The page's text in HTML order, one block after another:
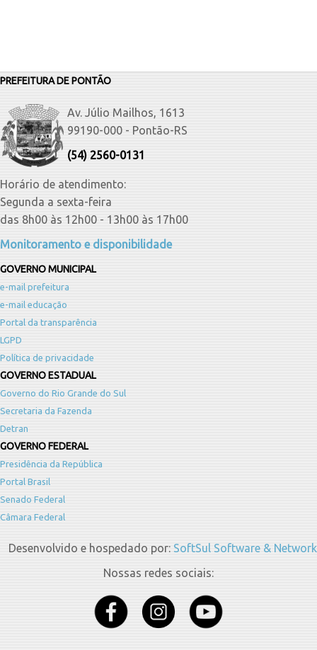
PREFEITURA DE PONTÃO
Av. Júlio Mailhos, 1613
99190-000 - Pontão-RS
(54) 2560-0131
Horário de atendimento:
Segunda a sexta-feira
das 8h00 às 12h00 - 13h00 às 17h00
Monitoramento e disponibilidade
GOVERNO MUNICIPAL
e-mail prefeitura
e-mail educação
Portal da transparência
LGPD
Política de privacidade
GOVERNO ESTADUAL
Governo do Rio Grande do Sul
Secretaria da Fazenda
Detran
GOVERNO FEDERAL
Presidência da República
Portal Brasil
Senado Federal
Câmara Federal
Desenvolvido e hospedado por: SoftSul Software & Network
Nossas redes sociais: